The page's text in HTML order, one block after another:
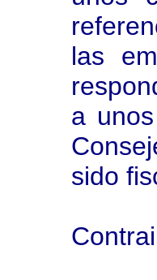
las
a
sido